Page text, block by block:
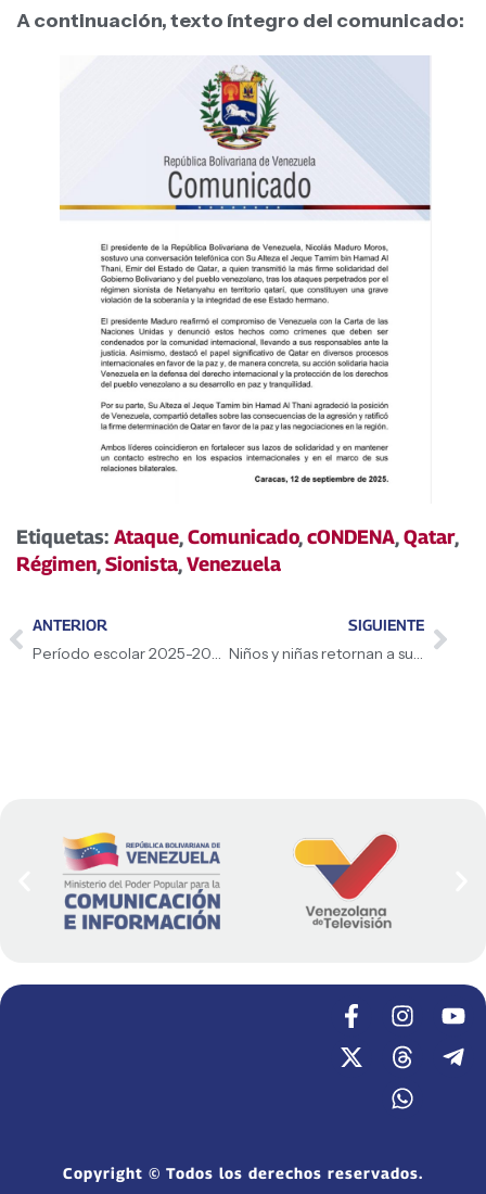
A continuación, texto íntegro del comunicado:
Etiquetas: Ataque,Comunicado,cONDENA,Qatar,
Régimen,Sionista,Venezuela
ANTERIOR
Período escolar 2025-2026 inicia el 15S
SIGUIENTE
Niños y niñas retornan a su patria, Venezuela
Copyright © Todos los derechos reservados.